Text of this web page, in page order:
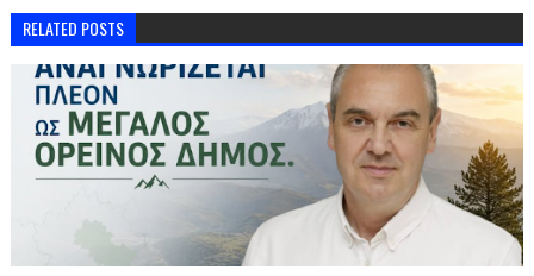
RELATED POSTS